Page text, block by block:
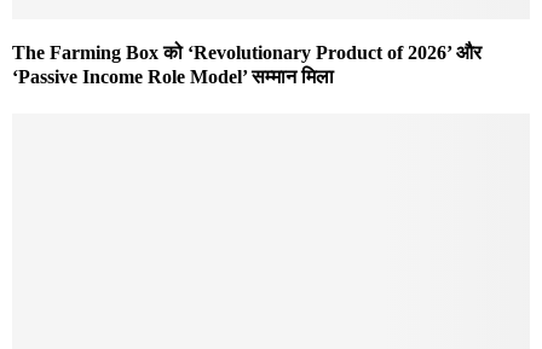
The Farming Box को ‘Revolutionary Product of 2026’ और
‘Passive Income Role Model’ सम्मान मिला